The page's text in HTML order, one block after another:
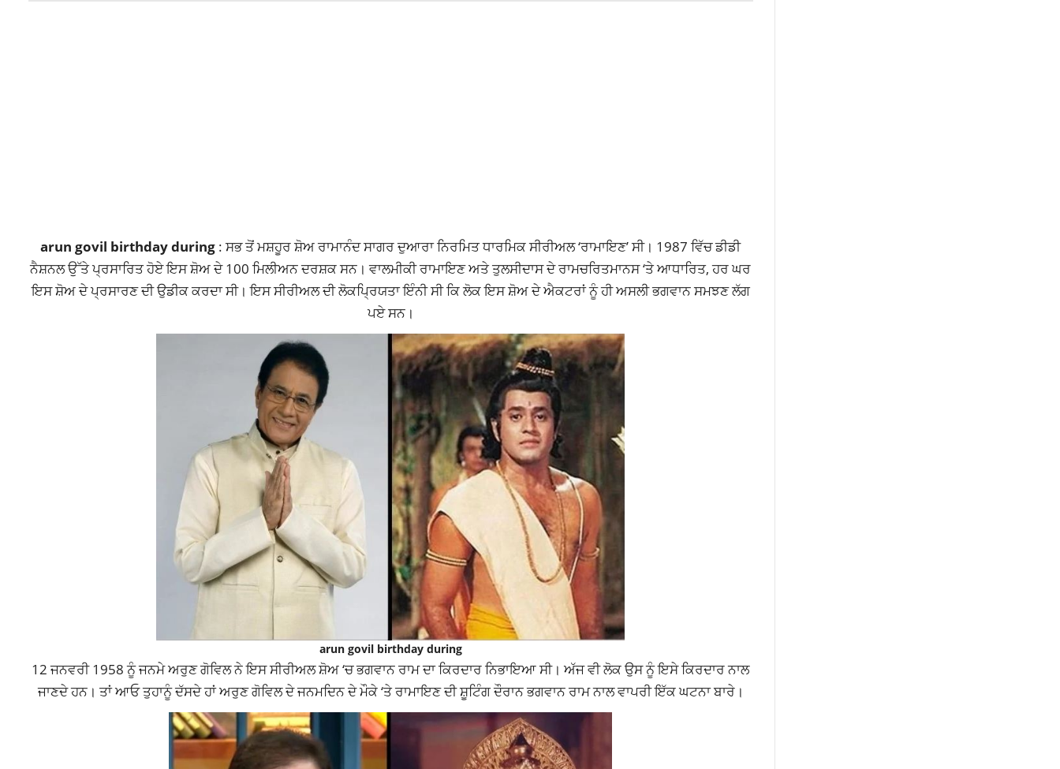
arun govil birthday during : ਸਭ ਤੋਂ ਮਸ਼ਹੂਰ ਸ਼ੋਅ ਰਾਮਾਨੰਦ ਸਾਗਰ ਦੁਆਰਾ ਨਿਰਮਿਤ ਧਾਰਮਿਕ ਸੀਰੀਅਲ ‘ਰਾਮਾਇਣ’ ਸੀ। 1987 ਵਿੱਚ ਡੀਡੀ
ਨੈਸ਼ਨਲ ਉੱਤੇ ਪ੍ਰਸਾਰਿਤ ਹੋਏ ਇਸ ਸ਼ੋਅ ਦੇ 100 ਮਿਲੀਅਨ ਦਰਸ਼ਕ ਸਨ।ਵਾਲਮੀਕੀ ਰਾਮਾਇਣ ਅਤੇ ਤੁਲਸੀਦਾਸ ਦੇ ਰਾਮਚਰਿਤਮਾਨਸ ‘ਤੇ ਆਧਾਰਿਤ, ਹਰ ਘਰ
ਇਸ ਸ਼ੋਅ ਦੇ ਪ੍ਰਸਾਰਣ ਦੀ ਉਡੀਕ ਕਰਦਾ ਸੀ। ਇਸ ਸੀਰੀਅਲ ਦੀ ਲੋਕਪ੍ਰਿਯਤਾ ਇੰਨੀ ਸੀ ਕਿ ਲੋਕ ਇਸ ਸ਼ੋਅ ਦੇ ਐਕਟਰਾਂ ਨੂੰ ਹੀ ਅਸਲੀ ਭਗਵਾਨ ਸਮਝਣ ਲੱਗ
ਪਏ ਸਨ।
arun govil birthday during
12 ਜਨਵਰੀ 1958 ਨੂੰ ਜਨਮੇ ਅਰੁਣ ਗੋਵਿਲ ਨੇ ਇਸ ਸੀਰੀਅਲ ਸ਼ੋਅ ‘ਚ ਭਗਵਾਨ ਰਾਮ ਦਾ ਕਿਰਦਾਰ ਨਿਭਾਇਆ ਸੀ। ਅੱਜ ਵੀ ਲੋਕ ਉਸ ਨੂੰ ਇਸੇ ਕਿਰਦਾਰ ਨਾਲ
ਜਾਣਦੇ ਹਨ। ਤਾਂ ਆਓ ਤੁਹਾਨੂੰ ਦੱਸਦੇ ਹਾਂ ਅਰੁਣ ਗੋਵਿਲ ਦੇ ਜਨਮਦਿਨ ਦੇ ਮੌਕੇ ‘ਤੇ ਰਾਮਾਇਣ ਦੀ ਸ਼ੂਟਿੰਗ ਦੌਰਾਨ ਭਗਵਾਨ ਰਾਮ ਨਾਲ ਵਾਪਰੀ ਇੱਕ ਘਟਨਾ ਬਾਰੇ।